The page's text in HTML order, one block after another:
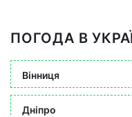
ПОГОДА В
Вінниця
Дніпро